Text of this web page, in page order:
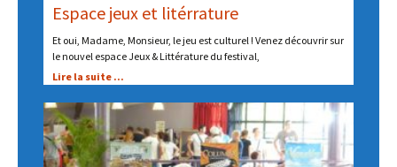
Espace jeux et litérrature
Et oui, Madame, Monsieur, le jeu est culturel ! Venez découvrir sur
le nouvel espace Jeux & Littérature du festival,
Lire la suite ...